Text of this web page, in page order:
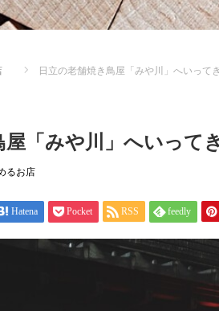
日立の老舗焼き鳥屋「みや川」へいって
屋「みや川」へいって
るお店
Hatena Pocket RSS feedly